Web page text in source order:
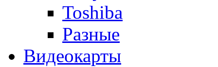
Toshiba
Разные
Видеокарты